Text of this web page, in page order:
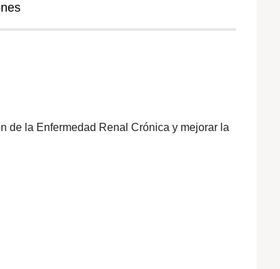
de la Enfermedad Renal Crónica y mejorar la